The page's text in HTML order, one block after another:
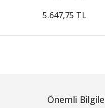
5.647,75 TL
Önemli